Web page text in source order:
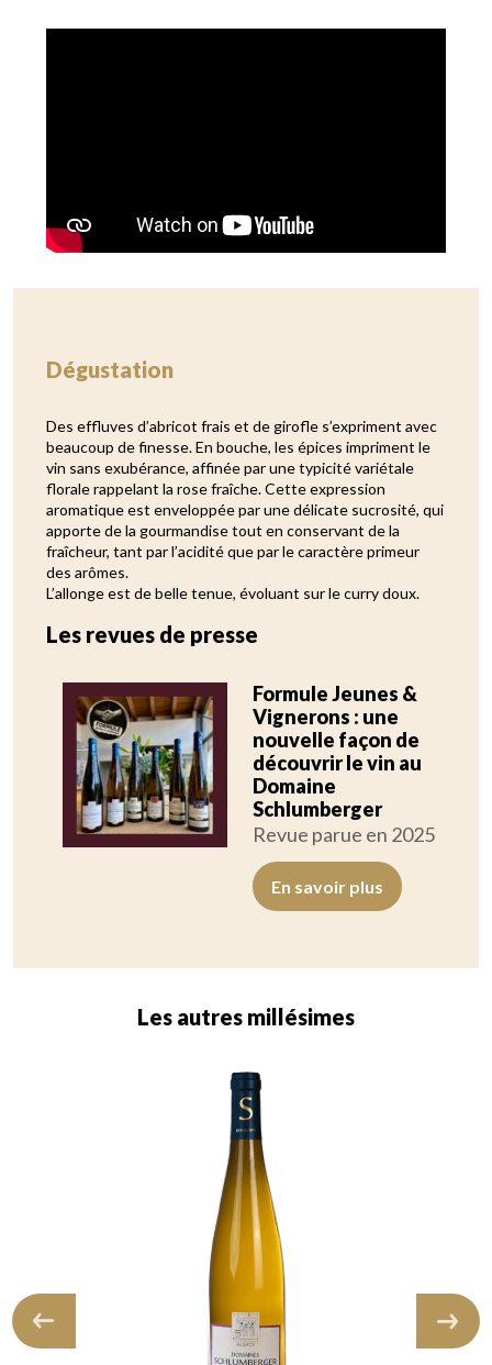
Dégustation
Des effluves d’abricot frais et de girofle s’expriment avec
beaucoup de finesse. En bouche, les épices impriment le
vin sans exubérance, affinée par une typicité variétale
florale rappelant la rose fraîche. Cette expression
aromatique est enveloppée par une délicate sucrosité, qui
apporte de la gourmandise tout en conservant de la
fraîcheur, tant par l’acidité que par le caractère primeur
des arômes.
L’allonge est de belle tenue, évoluant sur le curry doux.
Les revues de presse
Formule Jeunes &
Vignerons : une
nouvelle façon de
découvrir le vin au
Domaine
Schlumberger
Revue parue en 2025
Au Domaine Schlumberger, nous
En savoir plus
Les autres millésimes